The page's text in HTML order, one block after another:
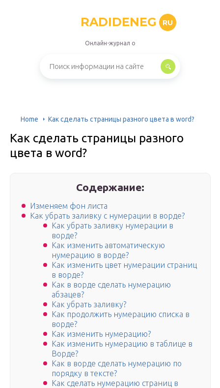
RADIDENEG RU
Онлайн-журнал о
Home Как сделать страницы разного цвета в word?
Как сделать страницы разного
цвета в word?
Содержание:
Изменяем фон листа
Как убрать заливку с нумерации в ворде?
Как убрать заливку нумерации в
ворде?
Как изменить автоматическую
нумерацию в ворде?
Как изменить цвет нумерации страниц
в ворде?
Как в ворде сделать нумерацию
абзацев?
Как убрать заливку?
Как продолжить нумерацию списка в
ворде?
Как изменить нумерацию?
Как изменить нумерацию в таблице в
Ворде?
Как в ворде сделать нумерацию по
порядку в тексте?
Как сделать нумерацию страниц в